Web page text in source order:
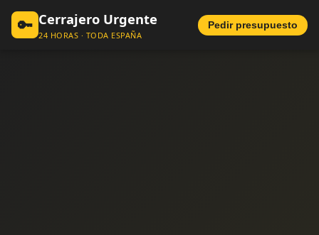
🔑 Cerrajero Urgente
24 HORAS · TODA ESPAÑA
Pedir presupuesto